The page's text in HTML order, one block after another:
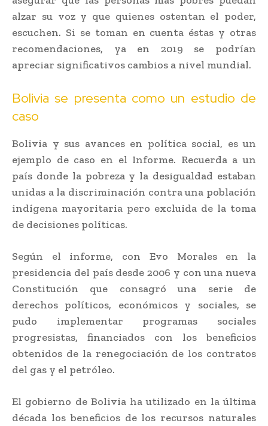
alzar su voz y que quienes ostentan el poder,
escuchen. Si se toman en cuenta éstas y otras
recomendaciones, ya en 2019 se podrían
apreciar significativos cambios a nivel mundial.
Bolivia se presenta como un estudio de
caso
Bolivia y sus avances en política social, es un
ejemplo de caso en el Informe. Recuerda a un
país donde la pobreza y la desigualdad estaban
unidas a la discriminación contra una población
indígena mayoritaria pero excluida de la toma
de decisiones políticas.
Según el informe, con Evo Morales en la
presidencia del país desde 2006 y con una nueva
Constitución que consagró una serie de
derechos políticos, económicos y sociales, se
pudo implementar programas sociales
progresistas, financiados con los beneficios
obtenidos de la renegociación de los contratos
del gas y el petróleo.
El gobierno de Bolivia ha utilizado en la última
década los beneficios de los recursos naturales